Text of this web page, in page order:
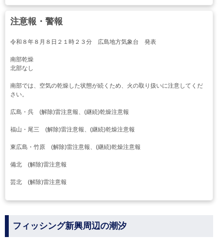
注意報・警報
令和８年８月８日２１時２３分 広島地方気象台 発表
南部乾燥
北部なし
南部では、空気の乾燥した状態が続くため、火の取り扱いに注意してくだ
さい。
広島・呉 (解除)雷注意報、(継続)乾燥注意報
福山・尾三 (解除)雷注意報、(継続)乾燥注意報
東広島・竹原 (解除)雷注意報、(継続)乾燥注意報
備北 (解除)雷注意報
芸北 (解除)雷注意報
フィッシング新興周辺の潮汐